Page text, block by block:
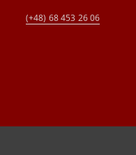
(+48) 68 453 26 06